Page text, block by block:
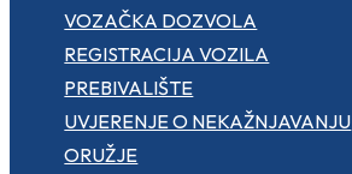
VOZAČKA DOZVOLA
REGISTRACIJA VOZILA
PREBIVALIŠTE
UVJERENJE O NEKAŽNJAVANJU
ORUŽJE